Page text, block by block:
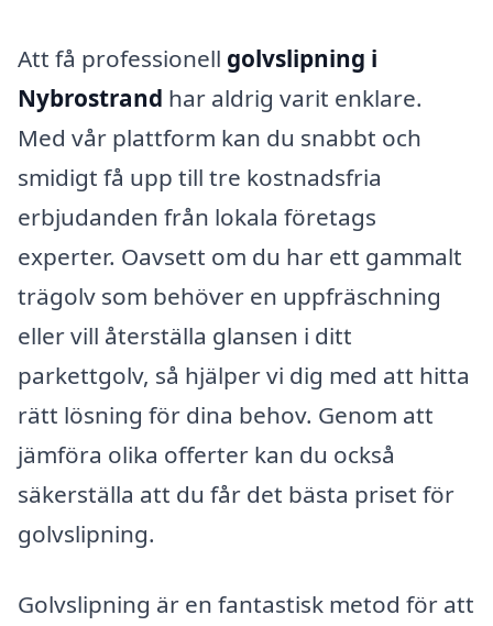
Att få professionell golvslipning i
Nybrostrand har aldrig varit enklare.
Med vår plattform kan du snabbt och
smidigt få upp till tre kostnadsfria
erbjudanden från lokala företags
experter. Oavsett om du har ett gammalt
trägolv som behöver en uppfräschning
eller vill återställa glansen i ditt
parkettgolv, så hjälper vi dig med att hitta
rätt lösning för dina behov. Genom att
jämföra olika offerter kan du också
säkerställa att du får det bästa priset för
golvslipning.
Golvslipning är en fantastisk metod för att